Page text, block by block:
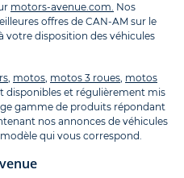
motors-avenue.com. Nos
offres de CAN-AM sur le
votre disposition des véhicules
, motos, motos 3 roues, motos
disponibles et régulièrement mis
gamme de produits répondant
nos annonces de véhicules
qui vous correspond.